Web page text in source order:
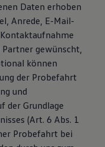
Daten erhoben
Anrede, E-Mail-
gewünscht,
können
der Probefahrt
und
der Grundlage
(Art. 6 Abs. 1
Probefahrt bei